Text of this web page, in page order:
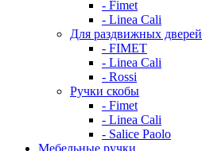
- Fimet
- Linea Cali
Для раздвижных дверей
- FIMET
- Linea Cali
- Rossi
Ручки скобы
- Fimet
- Linea Cali
- Salice Paolo
Мебельные ручки